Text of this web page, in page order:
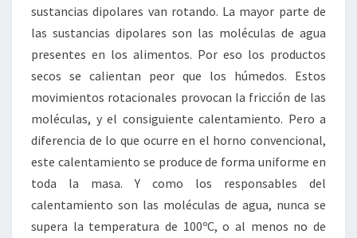
sustancias dipolares van rotando. La mayor parte de
las sustancias dipolares son las moléculas de agua
presentes en los alimentos. Por eso los productos
secos se calientan peor que los húmedos. Estos
movimientos rotacionales provocan la fricción de las
moléculas, y el consiguiente calentamiento. Pero a
diferencia de lo que ocurre en el horno convencional,
este calentamiento se produce de forma uniforme en
toda la masa. Y como los responsables del
calentamiento son las moléculas de agua, nunca se
supera la temperatura de 100ºC, o al menos no de